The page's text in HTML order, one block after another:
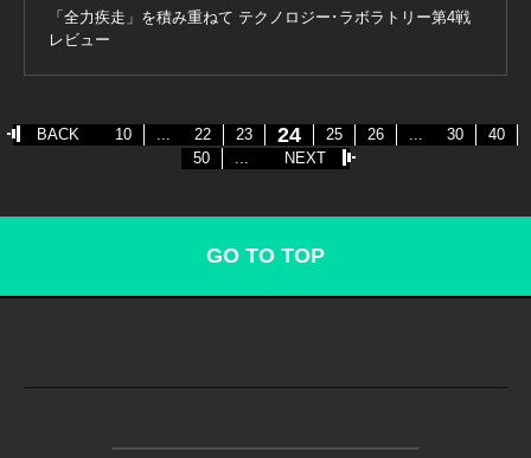
「全力疾走」を積み重ねて テクノロジー･ラボラトリー第4戦
レビュー
BACK 10 22 23 24 25 26 30
40
50
NEXT
GO TO TOP